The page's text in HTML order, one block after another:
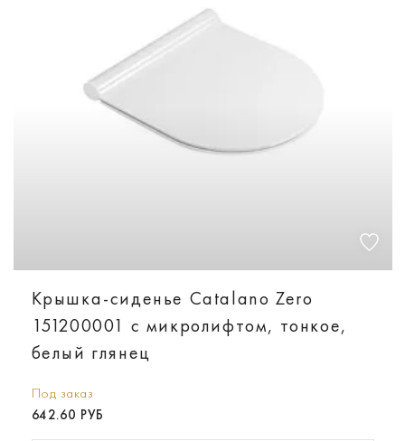
Крышка-сиденье Catalano Zero
151200001 с микролифтом, тонкое,
белый глянец
Под заказ
642.60 РУБ